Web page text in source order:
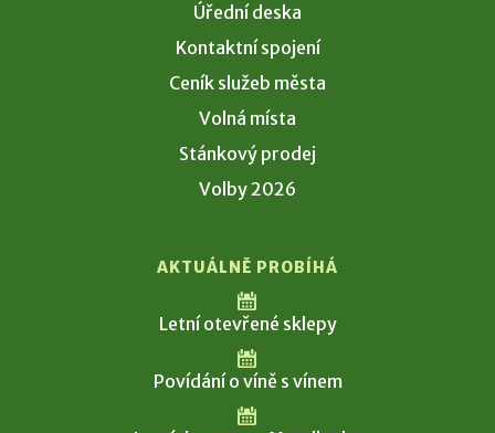
Úřední deska
Kontaktní spojení
Ceník služeb města
Volná místa
Stánkový prodej
Volby 2026
AKTUÁLNĚ PROBÍHÁ
Letní otevřené sklepy
Povídání o víně s vínem